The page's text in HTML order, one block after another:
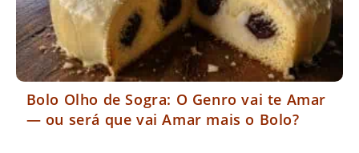
Bolo Olho de Sogra: O Genro vai te Amar
— ou será que vai Amar mais o Bolo?